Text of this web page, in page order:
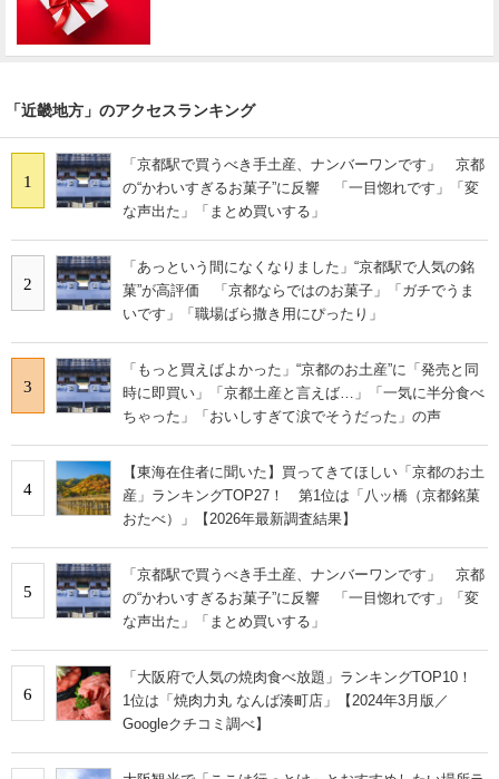
「近畿地方」のアクセスランキング
1
「京都駅で買うべき手土産、ナンバーワンです」 京都
の“かわいすぎるお菓子”に反響 「一目惚れです」「変
な声出た」「まとめ買いする」
2
「あっという間になくなりました」“京都駅で人気の銘
菓”が高評価 「京都ならではのお菓子」「ガチでうま
いです」「職場ばら撒き用にぴったり」
3
「もっと買えばよかった」“京都のお土産”に「発売と同
時に即買い」「京都土産と言えば…」「一気に半分食べ
ちゃった」「おいしすぎて涙でそうだった」の声
4
【東海在住者に聞いた】買ってきてほしい「京都のお土
産」ランキングTOP27！ 第1位は「八ッ橋（京都銘菓
おたべ）」【2026年最新調査結果】
5
「京都駅で買うべき手土産、ナンバーワンです」 京都
の“かわいすぎるお菓子”に反響 「一目惚れです」「変
な声出た」「まとめ買いする」
6
「大阪府で人気の焼肉食べ放題」ランキングTOP10！
1位は「焼肉力丸 なんば湊町店」【2024年3月版／
Googleクチコミ調べ】